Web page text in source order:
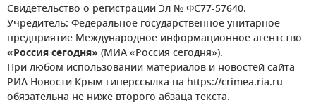
Свидетельство о регистрации Эл № ФС77-57640.
Учредитель: Федеральное государственное унитарное
предприятие Международное информационное агентство
«Россия сегодня» (МИА «Россия сегодня»).
При любом использовании материалов и новостей сайта
РИА Новости Крым гиперссылка на https://crimea.ria.ru
обязательна не ниже второго абзаца текста.